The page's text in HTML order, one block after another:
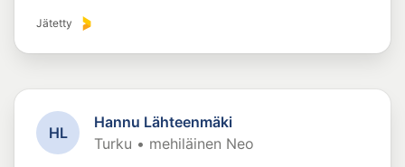
Jätetty
HL
Hannu Lähteenmäki
Turku • mehiläinen Neo